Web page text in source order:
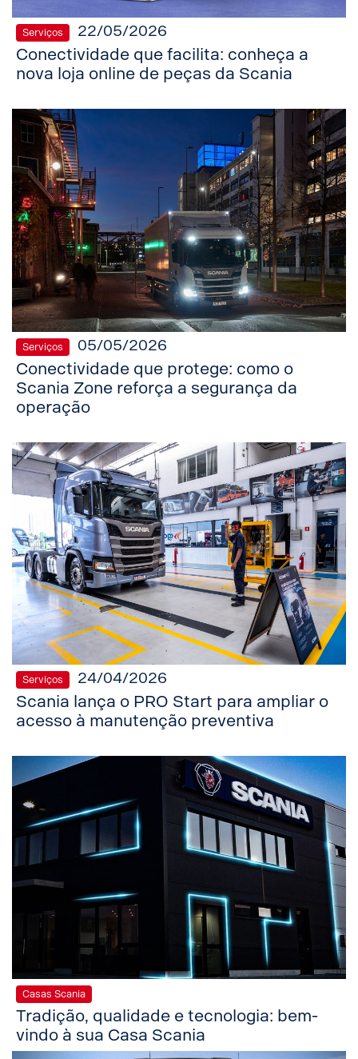
Serviços 22/05/2026
Conectividade que facilita: conheça a
nova loja online de peças da Scania
Serviços 05/05/2026
Conectividade que protege: como o
Scania Zone reforça a segurança da
operação
Serviços 24/04/2026
Scania lança o PRO Start para ampliar o
acesso à manutenção preventiva
Casas Scania
Tradição, qualidade e tecnologia: bem-
vindo à sua Casa Scania